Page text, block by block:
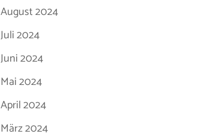
August 2024
Juli 2024
Juni 2024
Mai 2024
April 2024
März 2024